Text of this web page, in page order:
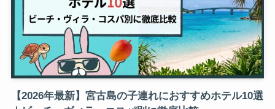
【2026年最新】宮古島の子連れにおすすめホテル10選